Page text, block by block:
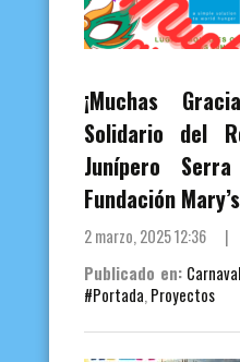
¡Muchas
Solidario del
Junípero
Fundación
2 marzo, 2025 12:36 |
Publicado en: Carnaval
#Portada, Proyectos